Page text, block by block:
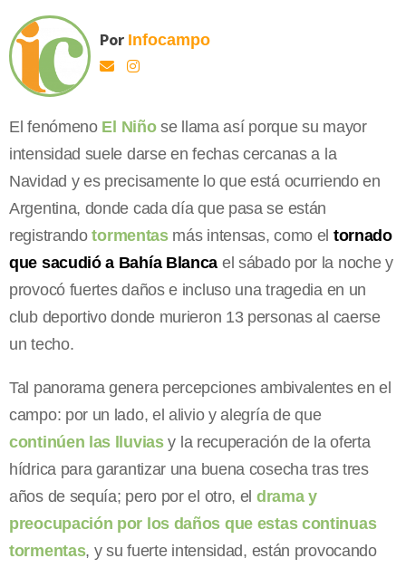
Por Infocampo
El fenómeno El Niñose llama así porque su mayor
intensidad suele darse en fechas cercanas a la
Navidad y es precisamente lo que está ocurriendo en
Argentina, donde cada día que pasa se están
registrandotormentas más intensas, como el tornado
que sacudió a Bahía Blanca el sábado por la noche y
provocó fuertes daños e incluso una tragedia en un
club deportivo donde murieron 13 personas al caerse
un techo.
Tal panorama genera percepciones ambivalentes en el
campo: por un lado, el alivio y alegría de que
continúen las lluviasy la recuperación de la oferta
hídrica para garantizar una buena cosecha tras tres
años de sequía; pero por el otro, el drama y
preocupación por los daños que estas continuas
tormentas, y su fuerte intensidad, están provocando